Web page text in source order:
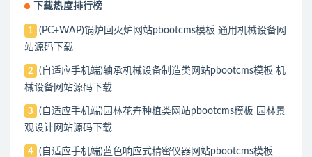
下载热度排行榜
1
(PC+WAP)锅炉回火炉网站pbootcms模板 通用机械设备网
站源码下载
2
(自适应手机端)轴承机械设备制造类网站pbootcms模板 机
械设备网站源码下载
3
(自适应手机端)园林花卉种植类网站pbootcms模板 园林景
观设计网站源码下载
4
(自适应手机端)蓝色响应式精密仪器网站pbootcms模板